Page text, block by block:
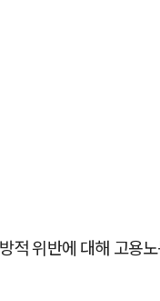
적 위반에 대해 고용